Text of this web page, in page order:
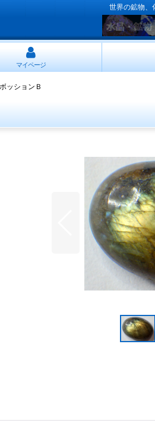
世界の鉱物、
マイページ
ッションＢ